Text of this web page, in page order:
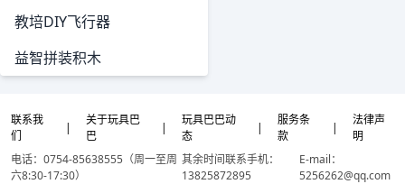
教培DIY飞行器
益智拼装积木
联系我
们
|
关于玩具巴
巴
|
玩具巴巴动
态
|
服务条
款
|
法律声
明
电话：0754-85638555（周一至周
六8:30-17:30）
其余时间联系手机：
13825872895
E-mail：
5256262@qq.com